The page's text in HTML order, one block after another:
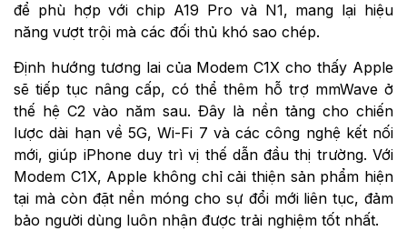
để phù hợp với chip A19 Pro và N1, mang lại hiệu
năng vượt trội mà các đối thủ khó sao chép.
Định hướng tương lai của Modem C1X cho thấy Apple
sẽ tiếp tục nâng cấp, có thể thêm hỗ trợ mmWave ở
thế hệ C2 vào năm sau. Đây là nền tảng cho chiến
lược dài hạn về 5G, Wi-Fi 7 và các công nghệ kết nối
mới, giúp iPhone duy trì vị thế dẫn đầu thị trường. Với
Modem C1X, Apple không chỉ cải thiện sản phẩm hiện
tại mà còn đặt nền móng cho sự đổi mới liên tục, đảm
bảo người dùng luôn nhận được trải nghiệm tốt nhất.